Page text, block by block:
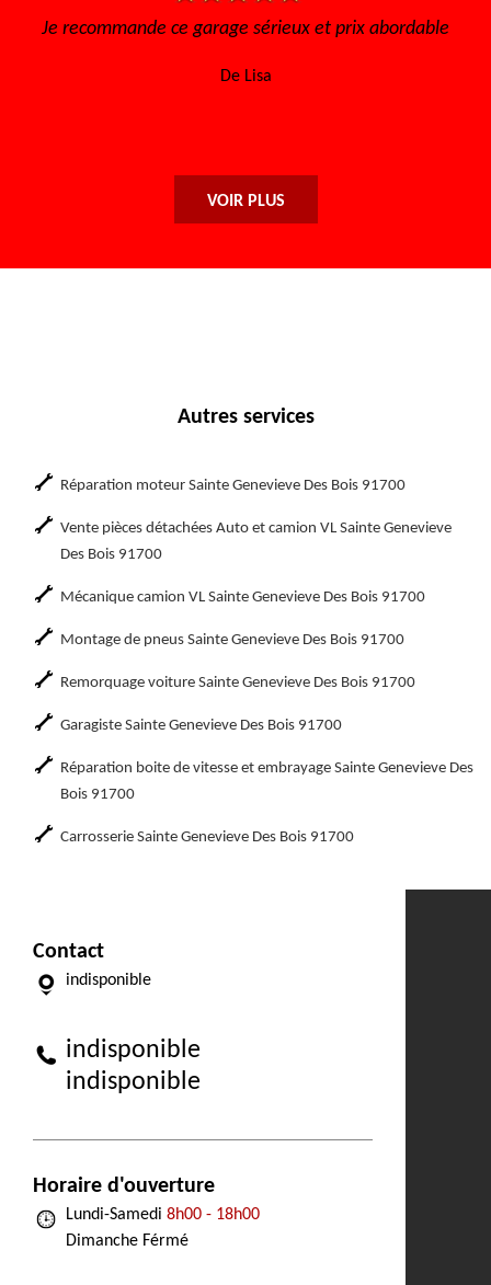
Je recommande ce garage sérieux et prix abordable
De Lisa
VOIR PLUS
Autres services
Réparation moteur Sainte Genevieve Des Bois 91700
Vente pièces détachées Auto et camion VL Sainte Genevieve
Des Bois 91700
Mécanique camion VL Sainte Genevieve Des Bois 91700
Montage de pneus Sainte Genevieve Des Bois 91700
Remorquage voiture Sainte Genevieve Des Bois 91700
Garagiste Sainte Genevieve Des Bois 91700
Réparation boite de vitesse et embrayage Sainte Genevieve Des
Bois 91700
Carrosserie Sainte Genevieve Des Bois 91700
Contact
indisponible
indisponible
indisponible
Horaire d'ouverture
Lundi-Samedi 8h00 - 18h00
Dimanche Férmé